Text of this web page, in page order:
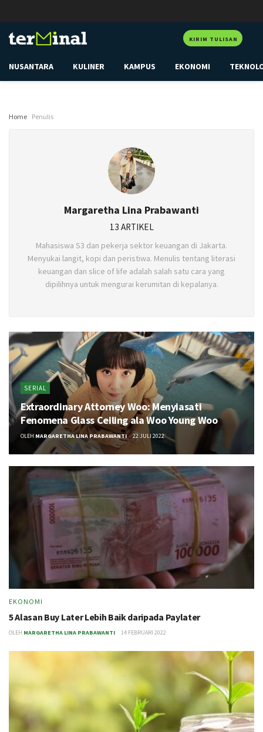
KIRIM TULISAN
NUSANTARA KULINER KAMPUS EKONOMI
Home Penulis
Margaretha Lina Prabawanti
13 ARTIKEL
Mahasiswa S3 dan pekerja sektor keuangan di Jakarta.
Menyukai langit, kopi dan peristiwa. Menulis tentang literasi
keuangan dan slice of life adalah salah satu cara yang
dipilihnya untuk mengurai kerumitan di kepalanya.
SERIAL
Extraordinary Attorney Woo: Menyiasati
Fenomena Glass Ceiling ala Woo Young Woo
OLEH MARGARETHA LINA PRABAWANTI 22 JULI 2022
EKONOMI
5 Alasan Buy Later Lebih Baik daripada Paylater
OLEH MARGARETHA LINA PRABAWANTI 14 FEBRUARI 2022